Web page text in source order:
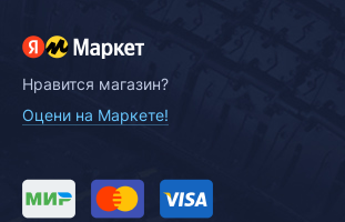
Нравится магазин?
Оцени на Маркете!